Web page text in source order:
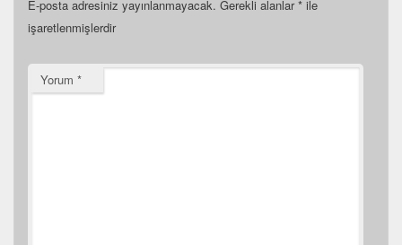
E-posta adresiniz yayınlanmayacak. Gerekli alanlar* ile
işaretlenmişlerdir
Yorum *